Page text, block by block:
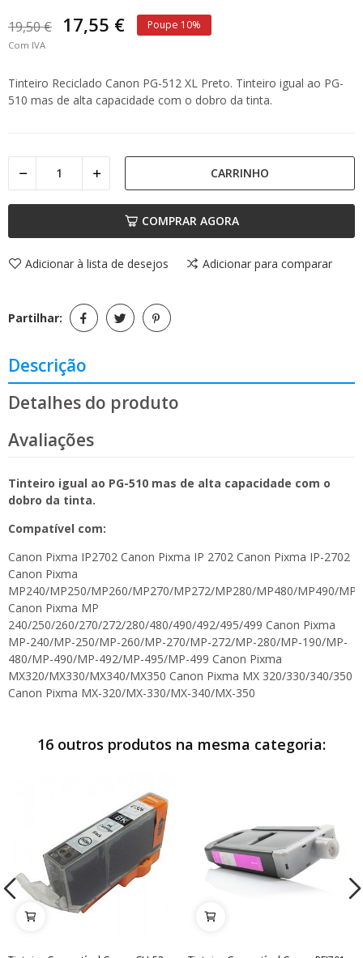
19,50 € 17,55 € Poupe 10%
Com IVA
Tinteiro Reciclado Canon PG-512 XL Preto. Tinteiro igual ao PG-
510 mas de alta capacidade com o dobro da tinta.
CARRINHO
COMPRAR AGORA
Adicionar à lista de desejos Adicionar para comparar
Partilhar:
Descrição
Detalhes do produto
Avaliações
Tinteiro igual ao PG-510 mas de alta capacidade com o
dobro da tinta.
Compatível com:
Canon Pixma IP2702 Canon Pixma IP 2702 Canon Pixma IP-2702
Canon Pixma
MP240/MP250/MP260/MP270/MP272/MP280/MP480/MP490/
Canon Pixma MP
240/250/260/270/272/280/480/490/492/495/499 Canon Pixma
MP-240/MP-250/MP-260/MP-270/MP-272/MP-280/MP-190/MP-
480/MP-490/MP-492/MP-495/MP-499 Canon Pixma
MX320/MX330/MX340/MX350 Canon Pixma MX 320/330/340/350
Canon Pixma MX-320/MX-330/MX-340/MX-350
16 outros produtos na mesma categoria: